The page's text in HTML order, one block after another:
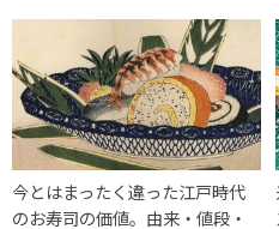
今とはまったく違った江戸時代
のお寿司の価値。由来・値段・